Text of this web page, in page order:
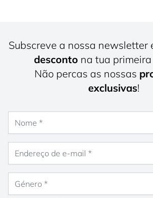
Subscreve a nossa newsletter
desconto na tua
Não percas as nossas
exclusivas!